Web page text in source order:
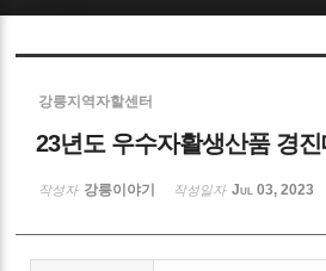
강릉지역자할센터
23년도 우수자활생산품 경
작성자 강릉이야기 작성일자 Jul 03, 2023
Sketchbook5, 스